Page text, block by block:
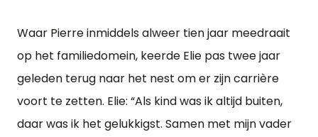
Waar Pierre inmiddels alweer tien jaar meedraait
op het familiedomein, keerde Elie pas twee jaar
geleden terug naar het nest om er zijn carrière
voort te zetten. Elie: “Als kind was ik altijd buiten,
daar was ik het gelukkigst. Samen met mijn vader